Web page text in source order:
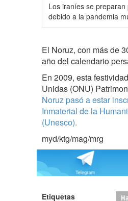
Los iraníes se
debido a la pandemia
El Noruz, con más de
año del calendario
En 2009, esta
Unidas (ONU)
Noruz pasó a estar
Inmaterial de la
(Unesco).
myd/ktg/mag/mrg
Etiquetas